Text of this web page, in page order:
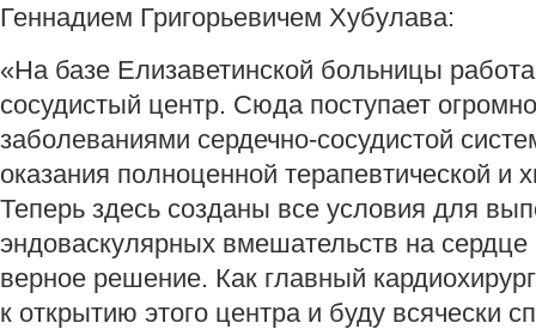
Геннадием Григорьевичем Хубулава:
«На базе Елизаветинской больницы
сосудистый центр. Сюда поступает
заболеваниями сердечно-сосудистой
оказания полноценной терапевтической и
Теперь здесь созданы все условия для
эндоваскулярных вмешательств на
верное решение. Как главный
к открытию этого центра и буду всячески